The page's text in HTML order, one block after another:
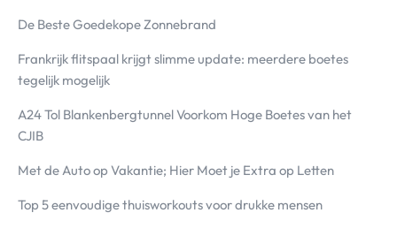
De Beste Goedekope Zonnebrand
Frankrijk flitspaal krijgt slimme update: meerdere boetes
tegelijk mogelijk
A24 Tol Blankenbergtunnel Voorkom Hoge Boetes van het
CJIB
Met de Auto op Vakantie; Hier Moet je Extra op Letten
Top 5 eenvoudige thuisworkouts voor drukke mensen